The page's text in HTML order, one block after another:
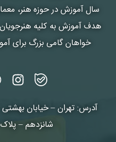
سال آموزش در حوزه هنر،
هدف آموزش به کلیه هنرجویان
خواهان گامی بزرگ برای
آدرس: تهران – خیابان
شانزدهم – پلاک 58